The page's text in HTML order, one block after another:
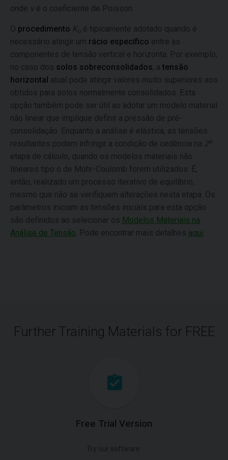
onde ν é o coeficiente de Poisson.
O procedimento K o é tipicamente adotado quando é
necessário atingir um rácio específico entre as
componentes de tensão vertical e horizonta. Por exemplo,
no caso dos solos sobreconsolidados, a tensão
horizontal atual pode atingir valores muito superiores aos
obtidos para solos normalmente consolidados. Esta
opção também pode ser útil ao adotar um modelo material
não linear que implique definir a pressão de pré-
consolidação. Enquanto a análise é elástica, as tensões
resultantes podem infringir a condição de cedência na 2a
etapa de cálculo, quando os modelos materiais não
lineares tipo o de Mohr-Coulomb forem utilizados. É,
então, realizado um processo iterativo de equilíbrio,
mesmo que não se verifiquem alterações nesta etapa. Os
parâmetros iniciam as tensões iniciais para esta opção
são definidos ao selecionar os Modelos Materiais na
Análise de Tensão . Pode encontrar mais detalhes aqui
Further Training Materials for FREE
Free Trial Version